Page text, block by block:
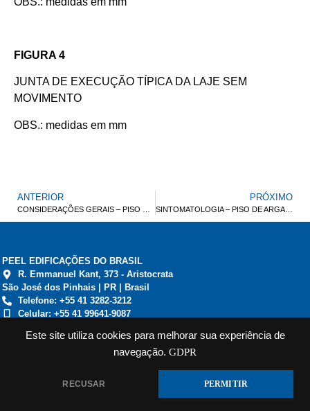
Este site utiliza cookies para melhorar sua experiência de
navegação. GDPR
RECUSAR PERMITIR
FIGURA 4
JUNTA DE EXECUÇÃO TÍPICA DA LAJE SEM
MOVIMENTO
OBS.: medidas em mm
ANTERIOR
CONSIDERAÇÕES GERAIS – PISO DE ARGAMASSA DE ALTA RESISTÊNCIA
PRÓXIMO
SINTOMATOLOGIA – PISO DE ARGAMASSA DE ALTA RESISTÊNCIA
PEEL EDIFICAÇÕES DO BRASIL
R. Emmanuel Kant, 373 - Aristocrata
São José dos Pinhais | PR | Brasil
Telefone: +55 41 3282-3212
Celular: +55 41 99641-9087